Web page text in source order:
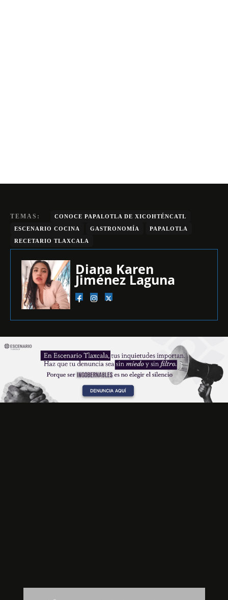
TEMAS:
CONOCE PAPALOTLA DE XICOHTÉNCATL
ESCENARIO COCINA
GASTRONOMÍA
PAPALOTLA
RECETARIO TLAXCALA
Diana Karen
Jiménez Laguna